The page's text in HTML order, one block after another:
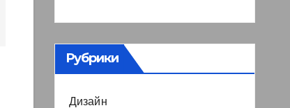
Рубрики
Дизайн